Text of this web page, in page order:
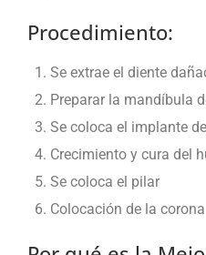
Procedimiento:
Se extrae el diente
Preparar la mandíbula
Se coloca el implante
Crecimiento y cura del
Se coloca el pilar
Colocación de la corona